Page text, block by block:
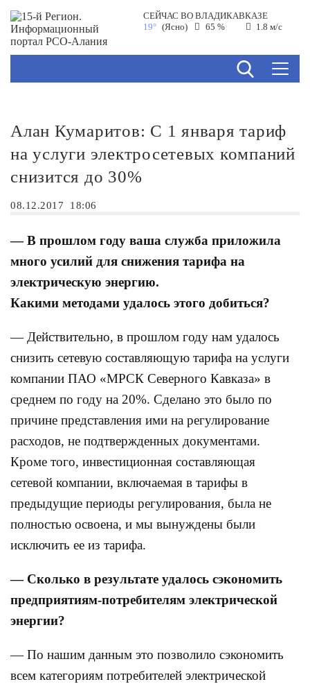
СЕЙЧАС ВОВЛАДИКАВКАЗЕ
19° (Ясно) 65 % 1.8 м/с
Алан Кумаритов: С 1 января тариф
на услуги электросетевых компаний
снизится до 30%
08.12.2017 18:06
— В прошлом году ваша служба приложила
много усилий для снижения тарифа на
электрическую энергию.
Какими методами удалось этого добиться?
— Действительно, в прошлом году нам удалось
снизить сетевую составляющую тарифа на услуги
компании ПАО «МРСК Северного Кавказа» в
среднем по году на 20%. Сделано это было по
причине представления ими на регулирование
расходов, не подтвержденных документами.
Кроме того, инвестиционная составляющая
сетевой компании, включаемая в тарифы в
предыдущие периоды регулирования, была не
полностью освоена, и мы вынуждены были
исключить ее из тарифа.
— Сколько в результате удалось сэкономить
предприятиям-потребителям электрической
энергии?
— По нашим данным это позволило сэкономить
всем категориям потребителей электрической